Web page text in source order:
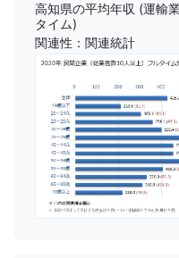
高知県の平均年収 (運輸
タイム)
関連性：関連統計